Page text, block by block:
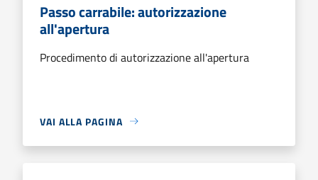
Passo carrabile: autorizzazione
all'apertura
Procedimento di autorizzazione all'apertura
VAI ALLA PAGINA